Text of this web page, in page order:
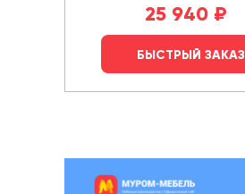
25 940 ₽
БЫСТРЫЙ ЗАКАЗ